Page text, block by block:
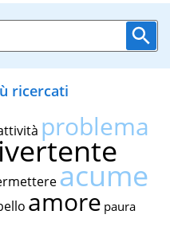
ricercati
problema
acume
amore paura